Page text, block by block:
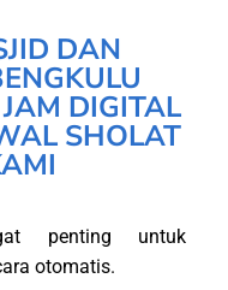
DAN
DIGITAL
SHOLAT
penting untuk
otomatis.